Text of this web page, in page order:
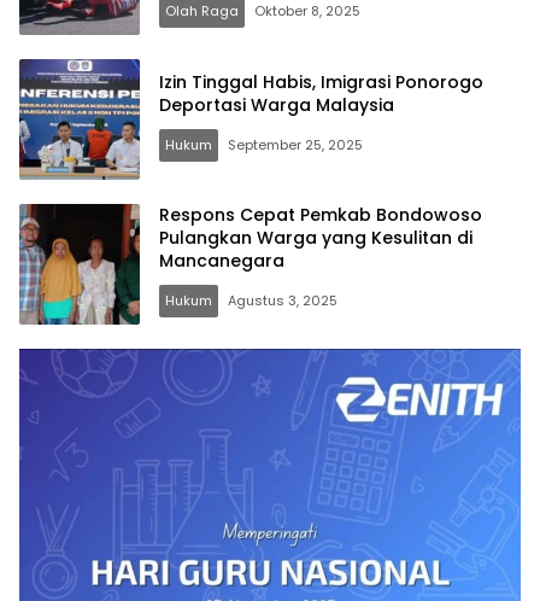
Olah Raga Oktober 8, 2025
Izin Tinggal Habis, Imigrasi Ponorogo
Deportasi Warga Malaysia
Hukum September 25, 2025
Respons Cepat Pemkab Bondowoso
Pulangkan Warga yang Kesulitan di
Mancanegara
Hukum Agustus 3, 2025